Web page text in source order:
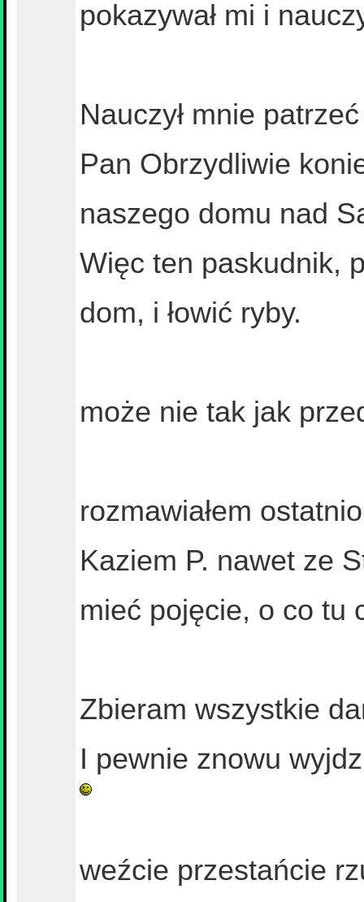
pokazywał mi i
Nauczył mnie
Pan Obrzydliwie
naszego domu nad
Więc ten paskudnik,
dom, i łowić ryby.
może nie tak jak
rozmawiałem
Kaziem P. nawet ze
mieć pojęcie, o co tu
Zbieram wszystkie
I pewnie znowu
weźcie przestańcie